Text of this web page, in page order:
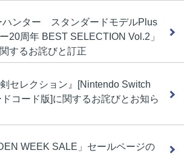
ハンター スタンダードモデルPlus
20周年 BEST SELECTION Vol.2」
するお詫びと訂正
セレクション』[Nintendo Switch
コード版]に関するお詫びとお知ら
WEEK SALE」セールページの